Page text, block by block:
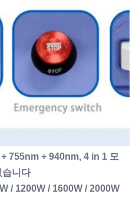
755nm + 940nm, 4 in 1 모
습니다
/ 1200W / 1600W / 2000W